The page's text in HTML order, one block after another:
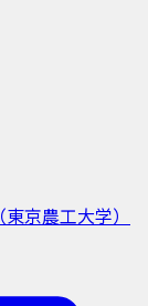
（東京農工大学）